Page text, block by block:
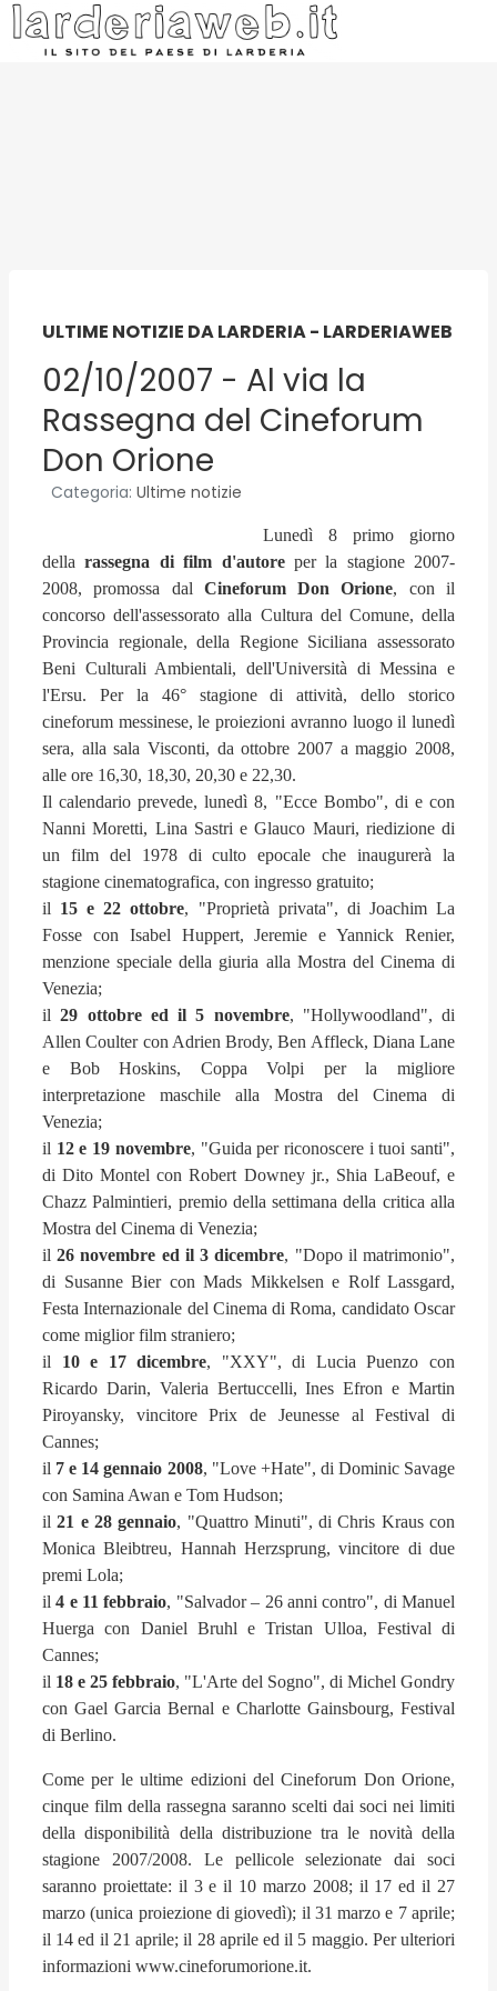
ULTIME NOTIZIE DA LARDERIA - LARDERIAWEB
02/10/2007 - Al via la
Rassegna del Cineforum
Don Orione
Categoria: Ultime notizie
Lunedì 8 primo giorno
dellarassegna di film d'autoreper la stagione 2007-
2008, promossa dal Cineforum Don Orione, con il
concorso dell'assessorato alla Cultura del Comune, della
Provincia regionale, della Regione Siciliana assessorato
Beni Culturali Ambientali, dell'Università di Messina e
l'Ersu. Per la 46° stagione di attività, dello storico
cineforum messinese, le proiezioni avranno luogo il lunedì
sera, alla sala Visconti, da ottobre 2007 a maggio 2008,
alle ore 16,30, 18,30, 20,30 e 22,30.
Il calendario prevede, lunedì 8, "Ecce Bombo", di e con
Nanni Moretti, Lina Sastri e Glauco Mauri, riedizione di
un film del 1978 di culto epocale che inaugurerà la
stagione cinematografica, con ingresso gratuito;
il 15 e 22 ottobre, "Proprietà privata", di Joachim La
Fosse con Isabel Huppert, Jeremie e Yannick Renier,
menzione speciale della giuria alla Mostra del Cinema di
Venezia;
il 29 ottobre ed il 5 novembre, "Hollywoodland", di
Allen Coulter con Adrien Brody, Ben Affleck, Diana Lane
e Bob Hoskins, Coppa Volpi per la migliore
interpretazione maschile alla Mostra del Cinema di
Venezia;
il 12 e 19 novembre, "Guida per riconoscere i tuoi santi",
di Dito Montel con Robert Downey jr., Shia LaBeouf, e
Chazz Palmintieri, premio della settimana della critica alla
Mostra del Cinema di Venezia;
il 26 novembre ed il 3 dicembre, "Dopo il matrimonio",
di Susanne Bier con Mads Mikkelsen e Rolf Lassgard,
Festa Internazionale del Cinema di Roma, candidato Oscar
come miglior film straniero;
il 10 e 17 dicembre, "XXY", di Lucia Puenzo con
Ricardo Darin, Valeria Bertuccelli, Ines Efron e Martin
Piroyansky, vincitore Prix de Jeunesse al Festival di
Cannes;
il 7 e 14 gennaio 2008, "Love +Hate", di Dominic Savage
con Samina Awan e Tom Hudson;
il21 e 28 gennaio, "Quattro Minuti", di Chris Kraus con
Monica Bleibtreu, Hannah Herzsprung, vincitore di due
premi Lola;
il4 e 11 febbraio, "Salvador – 26 anni contro", di Manuel
Huerga con Daniel Bruhl e Tristan Ulloa, Festival di
Cannes;
il 18 e 25 febbraio, "L'Arte del Sogno", di Michel Gondry
con Gael Garcia Bernal e Charlotte Gainsbourg, Festival
di Berlino.
Come per le ultime edizioni del Cineforum Don Orione,
cinque film della rassegna saranno scelti dai soci nei limiti
della disponibilità della distribuzione tra le novità della
stagione 2007/2008. Le pellicole selezionate dai soci
saranno proiettate: il 3 e il 10 marzo 2008; il 17 ed il 27
marzo (unica proiezione di giovedì); il 31 marzo e 7 aprile;
il 14 ed il 21 aprile; il 28 aprile ed il 5 maggio. Per ulteriori
informazioni www.cineforumorione.it.